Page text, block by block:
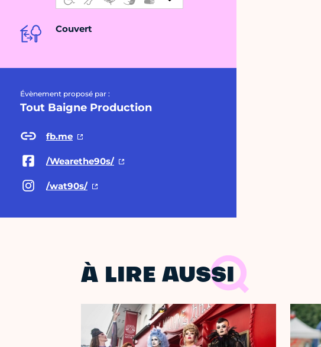
Couvert
Évènement proposé par :
Tout Baigne Production
fb.me
/Wearethe90s/
/wat90s/
À LIRE AUSSI